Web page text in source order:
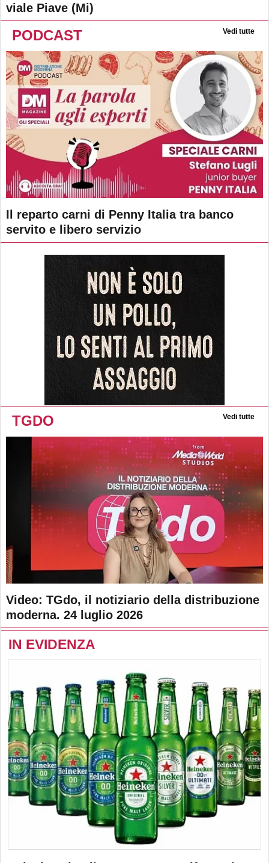
viale Piave (Mi)
PODCAST Vedi tutte
Il reparto carni di Penny Italia tra banco
servito e libero servizio
TGDO Vedi tutte
Video: TGdo, il notiziario della distribuzione
moderna. 24 luglio 2026
IN EVIDENZA